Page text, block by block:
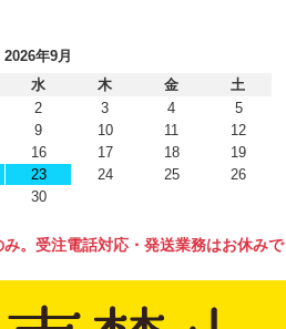
2026年9月
水 木 金
土
2 3 4
5
9 10 11
12
16 17 18
19
23 24 25
26
30
。受注電話対応・発送業務はお休みで